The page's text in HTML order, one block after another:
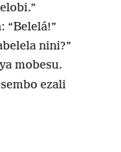
“Belelá!”
nini?”
mobesu.
ezali